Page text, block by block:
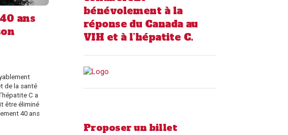
ans
de la santé
C a
être éliminé
40 ans
bénévolement à la
réponse du Canada au
VIH et à l’hépatite C.
Proposer un billet